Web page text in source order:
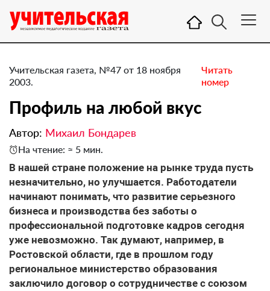
Учительская газета, №47 от 18 ноября
2003.
Читать
номер
Профиль на любой вкус
Автор: Михаил Бондарев
На чтение: ≈ 5 мин.
В нашей стране положение на рынке труда пусть
незначительно, но улучшается. Работодатели
начинают понимать, что развитие серьезного
бизнеса и производства без заботы о
профессиональной подготовке кадров сегодня
уже невозможно. Так думают, например, в
Ростовской области, где в прошлом году
региональное министерство образования
заключило договор о сотрудничестве с союзом